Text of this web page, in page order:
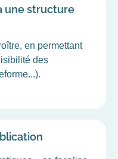
une structure
en permettant
des